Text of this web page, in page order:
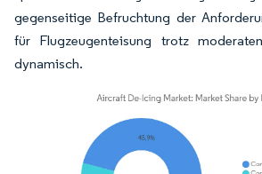
gegenseitige Befruchtung der
für Flugzeugenteisung trotz
dynamisch.